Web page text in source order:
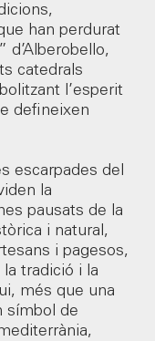
han perdurat
d’Alberobello,
catedrals
l’esperit
defineixen
escarpades del
la
pausats de la
i natural,
i pagesos,
tradició i la
més que una
símbol de